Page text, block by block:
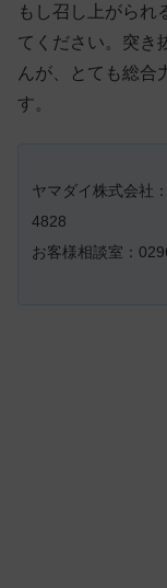
もし召し上がられ
てください。突き
んが、とても総合
す。
ヤマダイ株式会社
4828
お客様相談室：